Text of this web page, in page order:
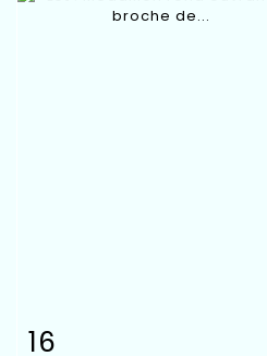
Fiche détaillée
16